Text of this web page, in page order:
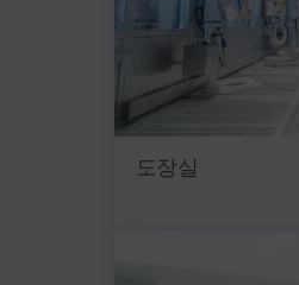
도장실